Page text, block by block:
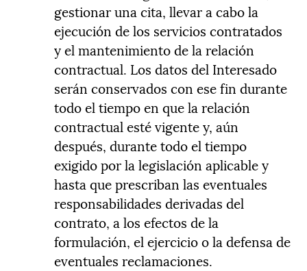
gestionar una cita, llevar a cabo la
ejecución de los servicios contratados
y el mantenimiento de la relación
contractual. Los datos del Interesado
serán conservados con ese fin durante
todo el tiempo en que la relación
contractual esté vigente y, aún
después, durante todo el tiempo
exigido por la legislación aplicable y
hasta que prescriban las eventuales
responsabilidades derivadas del
contrato, a los efectos de la
formulación, el ejercicio o la defensa de
eventuales reclamaciones.